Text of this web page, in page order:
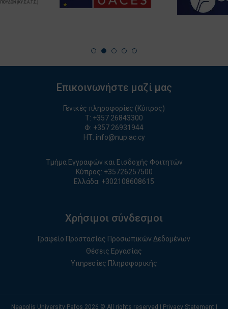
Επικοινωνήστε μαζί μας
Γενικές πληροφορίες (Κύπρος)
T: +357 26843300
Φ: +357 26931944
ΗΤ: info@nup.ac.cy
Τμήμα Εγγραφών και Εισδοχής Φοιτητών
Κύπρος: +35726257500
Ελλάδα: +30210860861 5
Χρήσιμοι σύνδεσμοι
Γραφείο Προστασίας Προσωπικών Δεδομένων
Θέσεις Εργασίας
Υπηρεσίες Πληροφορικής
Neapolis University Pafos 2026 © All rights reserved | Privacy Statement |